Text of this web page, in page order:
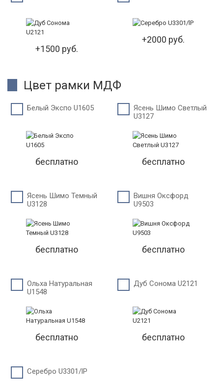
+1500 руб.
+2000 руб.
Цвет рамки МДФ
Белый Экспо U1605
бесплатно
Ясень Шимо Светлый
U3127
бесплатно
Ясень Шимо Темный
U3128
бесплатно
Вишня Оксфорд
U9503
бесплатно
Ольха Натуральная
U1548
бесплатно
Дуб Сонома U2121
бесплатно
Серебро U3301/lP